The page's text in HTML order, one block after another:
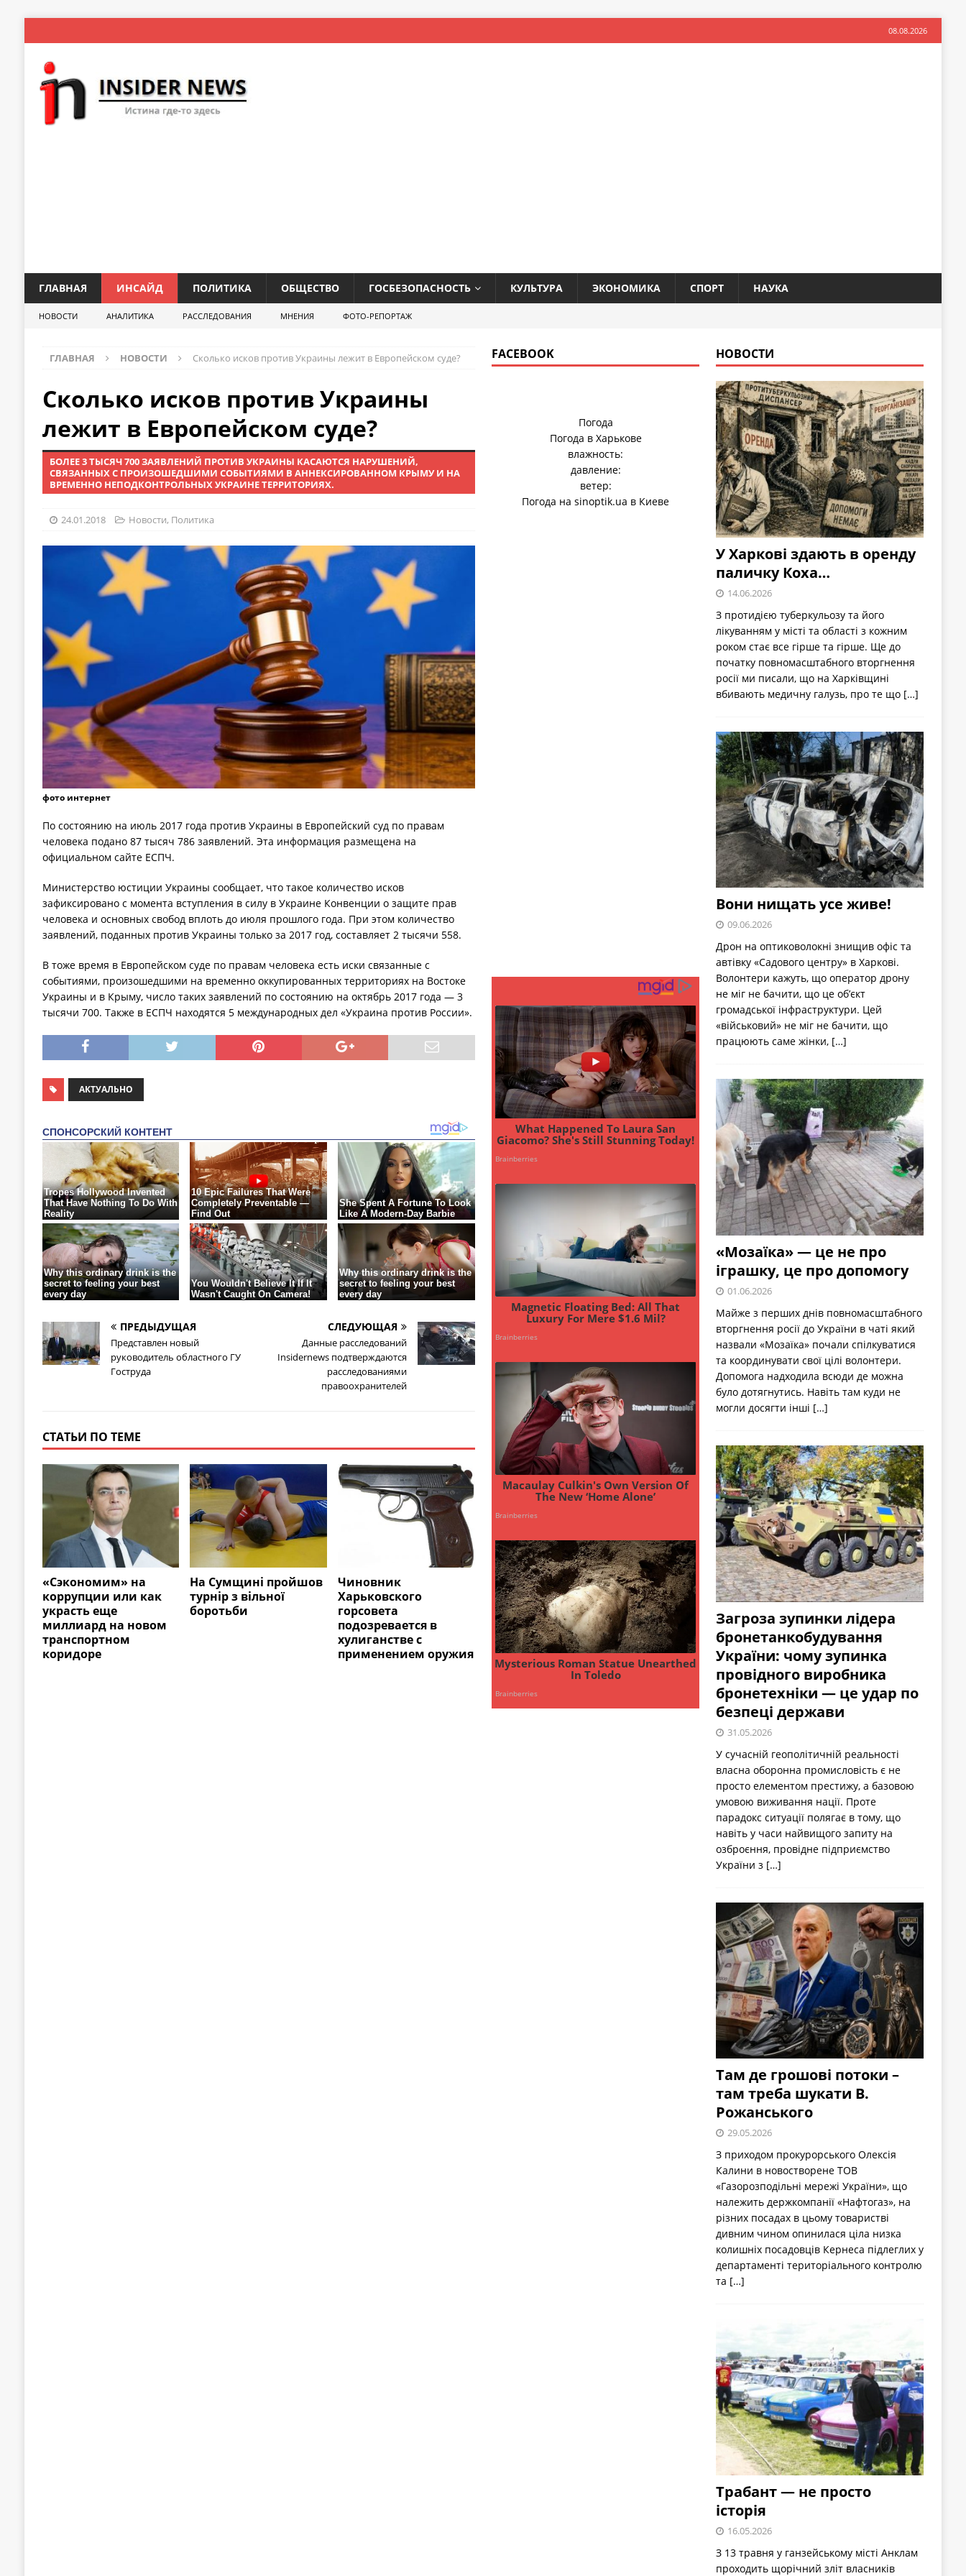
08.08.2026
ГЛАВНАЯ ИНСАЙД ПОЛИТИКА ОБЩЕСТВО ГОСБЕЗОПАСНОСТЬ КУЛЬТУРА ЭКОНОМИКА СПОРТ НАУКА
НОВОСТИ АНАЛИТИКА РАССЛЕДОВАНИЯ МНЕНИЯ ФОТО-РЕПОРТАЖ
ГЛАВНАЯ НОВОСТИ Сколько исков против Украины лежит в Европейском суде?
Сколько исков против Украины
лежит в Европейском суде?
БОЛЕЕ 3 ТЫСЯЧ 700 ЗАЯВЛЕНИЙ ПРОТИВ УКРАИНЫ КАСАЮТСЯ НАРУШЕНИЙ,
СВЯЗАННЫХ С ПРОИЗОШЕДШИМИ СОБЫТИЯМИ В АННЕКСИРОВАННОМ КРЫМУ И НА
ВРЕМЕННО НЕПОДКОНТРОЛЬНЫХ УКРАИНЕ ТЕРРИТОРИЯХ.
24.01.2018 Новости, Политика
фото интернет
По состоянию на июль 2017 года против Украины в Европейский суд по правам
человека подано 87 тысяч 786 заявлений. Эта информация размещена на
официальном сайте ЕСПЧ.
Министерство юстиции Украины сообщает, что такое количество исков
зафиксировано с момента вступления в силу в Украине Конвенции о защите прав
человека и основных свобод вплоть до июля прошлого года. При этом количество
заявлений, поданных против Украины только за 2017 год, составляет 2 тысячи 558.
В тоже время в Европейском суде по правам человека есть иски связанные с
событиями, произошедшими на временно оккупированных территориях на Востоке
Украины и в Крыму, число таких заявлений по состоянию на октябрь 2017 года — 3
тысячи 700. Также в ЕСПЧ находятся 5 международных дел «Украина против России».
АКТУАЛЬНО
ПРЕДЫДУЩАЯ
Представлен новый
руководитель областного ГУ
Гоструда
СЛЕДУЮЩАЯ
Данные расследований
Insidernews подтверждаются
расследованиями
правоохранителей
СТАТЬИ ПО ТЕМЕ
«Сэкономим» на
коррупции или как
украсть еще
миллиард на новом
транспортном
коридоре
На Сумщині пройшов
турнір з вільної
боротьби
Чиновник
Харьковского
горсовета
подозревается в
хулиганстве с
применением оружия
FACEBOOK
Погода
Погода в Харькове
влажность:
давление:
ветер:
Погода наsinoptik.ua в Киеве
НОВОСТИ
У Харкові здають в оренду
паличку Коха…
14.06.2026
З протидією туберкульозу та його
лікуванням у місті та області з кожним
роком стає все гірше та гірше. Ще до
початку повномасштабного вторгнення
росії ми писали, що на Харківщині
вбивають медичну галузь, про те що […]
Вони нищать усе живе!
09.06.2026
Дрон на оптиковолокні знищив офіс та
автівку «Садового центру» в Харкові.
Волонтери кажуть, що оператор дрону
не міг не бачити, що це об’єкт
громадської інфраструктури. Цей
«військовий» не міг не бачити, що
працюють саме жінки, […]
«Мозаїка» — це не про
іграшку, це про допомогу
01.06.2026
Майже з перших днів повномасштабного
вторгнення росії до України в чаті який
назвали «Мозаїка» почали спілкуватися
та координувати свої цілі волонтери.
Допомога надходила всюди де можна
було дотягнутись. Навіть там куди не
могли досягти інші […]
Загроза зупинки лідера
бронетанкобудування
України: чому зупинка
провідного виробника
бронетехніки — це удар по
безпеці держави
31.05.2026
У сучасній геополітичній реальності
власна оборонна промисловість є не
просто елементом престижу, а базовою
умовою виживання нації. Проте
парадокс ситуації полягає в тому, що
навіть у часи найвищого запиту на
озброєння, провідне підприємство
України з […]
Там де грошові потоки –
там треба шукати В.
Рожанського
29.05.2026
З приходом прокурорського Олексія
Калини в новостворене ТОВ
«Газорозподільні мережі України», що
належить держкомпанії «Нафтогаз», на
різних посадах в цьому товаристві
дивним чином опинилася ціла низка
колишніх посадовців Кернеса підлеглих у
департаменті територіального контролю
та […]
Трабант — не просто
історія
16.05.2026
З 13 травня у ганзейському місті Анклам
проходить щорічний зліт власників